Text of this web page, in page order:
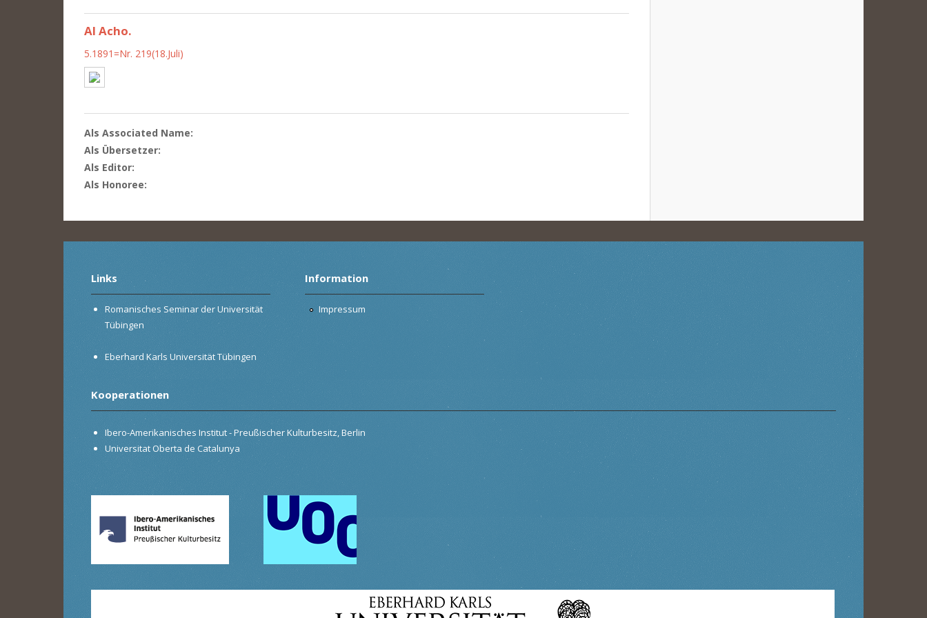
Al Acho.
5.1891=Nr. 219(18.Juli)
Als Associated Name:
Als Übersetzer:
Als Editor:
Als Honoree:
Links
Romanisches Seminar der Universität
Tübingen
Eberhard Karls Universität Tübingen
Information
Impressum
Kooperationen
Ibero-Amerikanisches Institut - Preußischer Kulturbesitz, Berlin
Universitat Oberta de Catalunya